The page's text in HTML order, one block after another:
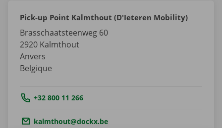
Pick-up Point Kalmthout (D'Ieteren Mobility)
Brasschaatsteenweg 60
2920 Kalmthout
Anvers
Belgique
Tel.: +32 800 11 266
Email.:kalmthout@dockx.be